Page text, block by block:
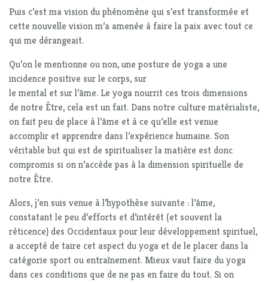
Puis c’est ma vision du phénomène qui s’est transformée et
cette nouvelle vision m’a amenée à faire la paix avec tout ce
qui me dérangeait.
Qu’on le mentionne ou non, une posture de yoga a une
incidence positive sur le corps, sur
le mental et sur l’âme. Le yoga nourrit ces trois dimensions
de notre Être, cela est un fait. Dans notre culture matérialiste,
on fait peu de place à l’âme et à ce qu’elle est venue
accomplir et apprendre dans l’expérience humaine. Son
véritable but qui est de spiritualiser la matière est donc
compromis si on n’accède pas à la dimension spirituelle de
notre Être.
Alors, j’en suis venue à l’hypothèse suivante : l’âme,
constatant le peu d’efforts et d’intérêt (et souvent la
réticence) des Occidentaux pour leur développement spirituel,
a accepté de taire cet aspect du yoga et de le placer dans la
catégorie sport ou entraînement. Mieux vaut faire du yoga
dans ces conditions que de ne pas en faire du tout. Si on